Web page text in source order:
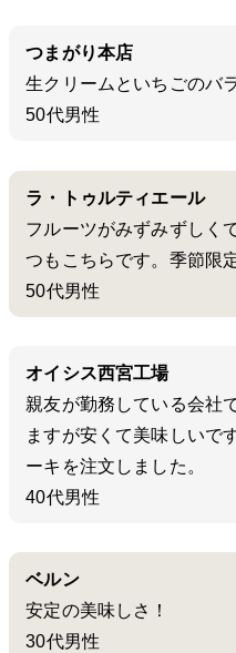
つまがり本店
生クリームといちごのバ
50代男性
ラ・トゥルティエール
フルーツがみずみずしく
つもこちらです。季節限
50代男性
オイシス西宮工場
親友が勤務している会社
ますが安くて美味しいで
ーキを注文しました。
40代男性
ベルン
安定の美味しさ！
30代男性